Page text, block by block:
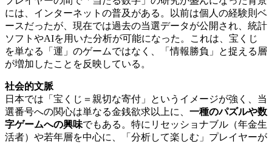
には、インターネットの普及がある。以前は個人の経験則ベ
ースだったが、現在では過去の当選データが公開され、統計
ソフトやAIを用いた分析が可能になった。これは、宝くじ
を単なる「運」のゲームではなく、「情報勝負」と捉える層
が増加したことを反映している。
社会的文脈
日本では「宝くじ＝親切な寄付」というイメージが強く、当
選番号への関心は単なる金銭欲求以上に、 一種のパズルや数
字ゲームへの興味でもある。特にリセッショナブル（年金生
活者）や若年層を中心に、「分析して楽しむ」プレイヤーが